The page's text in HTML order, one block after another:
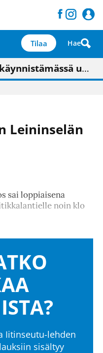
Tilaa Hae
parempana painojäljen laatuna lehdessä
on valoisa
uudelleen keskustavisiotyön”
omavaraisemmin kuin kaupungissa"
Leininselän
sai loppiaisena
noin klo
Iitinseutu-lehden
sisältyy